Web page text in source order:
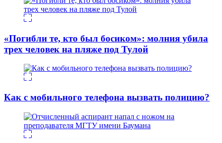
«Погибли те, кто был босиком»: молния убила
трех человек на пляже под Тулой
Как с мобильного телефона вызвать полицию?